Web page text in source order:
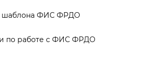
шаблона ФИС ФРДО
по работе с ФИС ФРДО